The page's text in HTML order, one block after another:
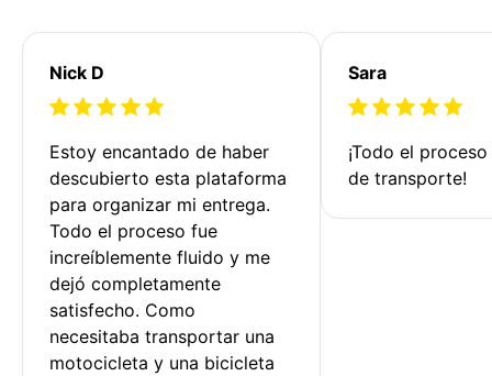
Nick D
Estoy encantado de haber
descubierto esta plataforma
para organizar mi entrega.
Todo el proceso fue
increíblemente fluido y me
dejó completamente
satisfecho. Como
necesitaba transportar una
motocicleta y una bicicleta
Sara
¡Todo el
de transporte!